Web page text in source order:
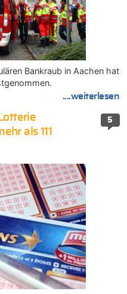
Bankraub in Aachen hat
....weiterlesen
5
als 111